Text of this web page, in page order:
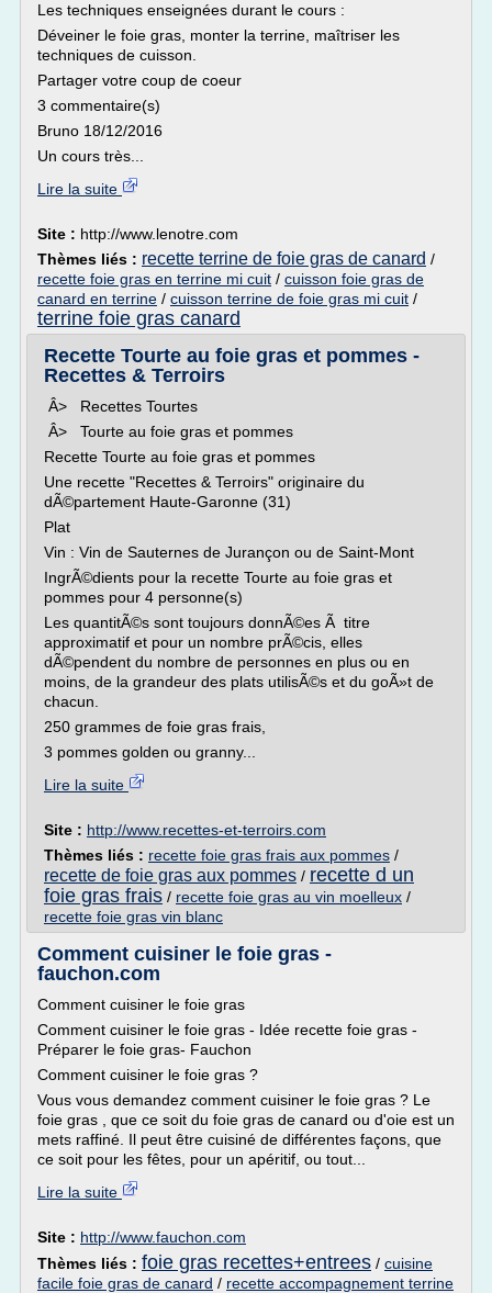
Les techniques enseignées durant le cours :
Déveiner le foie gras, monter la terrine, maîtriser les
techniques de cuisson.
Partager votre coup de coeur
3 commentaire(s)
Bruno 18/12/2016
Un cours très...
Lire la suite
Site : http://www.lenotre.com
Thèmes liés : recette terrine de foie gras de canard /
recette foie gras en terrine mi cuit / cuisson foie gras de
canard en terrine / cuisson terrine de foie gras mi cuit /
terrine foie gras canard
Recette Tourte au foie gras et pommes -
Recettes & Terroirs
Â> Recettes Tourtes
Â> Tourte au foie gras et pommes
Recette Tourte au foie gras et pommes
Une recette "Recettes & Terroirs" originaire du
dÃ©partement Haute-Garonne (31)
Plat
Vin : Vin de Sauternes de Jurançon ou de Saint-Mont
IngrÃ©dients pour la recette Tourte au foie gras et
pommes pour 4 personne(s)
Les quantitÃ©s sont toujours donnÃ©es Ã titre
approximatif et pour un nombre prÃ©cis, elles
dÃ©pendent du nombre de personnes en plus ou en
moins, de la grandeur des plats utilisÃ©s et du goÃ»t de
chacun.
250 grammes de foie gras frais,
3 pommes golden ou granny...
Lire la suite
Site : http://www.recettes-et-terroirs.com
Thèmes liés : recette foie gras frais aux pommes /
recette de foie gras aux pommes / recette d un
foie gras frais / recette foie gras au vin moelleux /
recette foie gras vin blanc
Comment cuisiner le foie gras -
fauchon.com
Comment cuisiner le foie gras
Comment cuisiner le foie gras - Idée recette foie gras -
Préparer le foie gras- Fauchon
Comment cuisiner le foie gras ?
Vous vous demandez comment cuisiner le foie gras ? Le
foie gras , que ce soit du foie gras de canard ou d'oie est un
mets raffiné. Il peut être cuisiné de différentes façons, que
ce soit pour les fêtes, pour un apéritif, ou tout...
Lire la suite
Site : http://www.fauchon.com
Thèmes liés : foie gras recettes+entrees / cuisine
facile foie gras de canard / recette accompagnement terrine